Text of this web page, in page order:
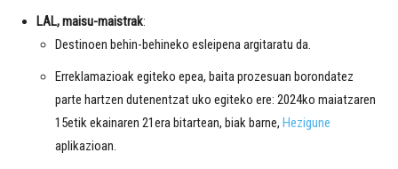
LAL, maisu-maistrak:
Destinoen behin-behineko esleipena argitaratu da.
Erreklamazioak egiteko epea, baita prozesuan borondatez
parte hartzen dutenentzat uko egiteko ere: 2024ko maiatzaren
15etik ekainaren 21era bitartean, biak barne, Hezigune
aplikazioan.